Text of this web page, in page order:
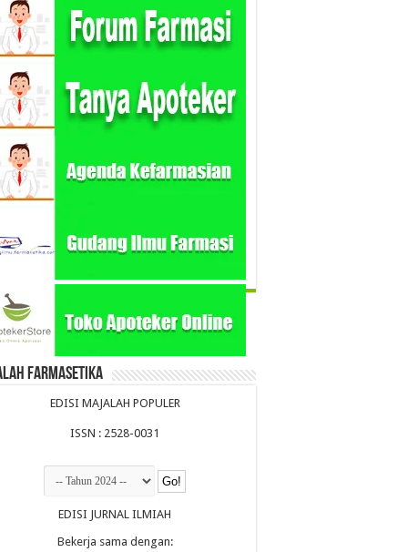
Farmasetika
EDISI MAJALAH POPULER
ISSN : 2528-0031
EDISI JURNAL ILMIAH
Bekerja sama dengan: